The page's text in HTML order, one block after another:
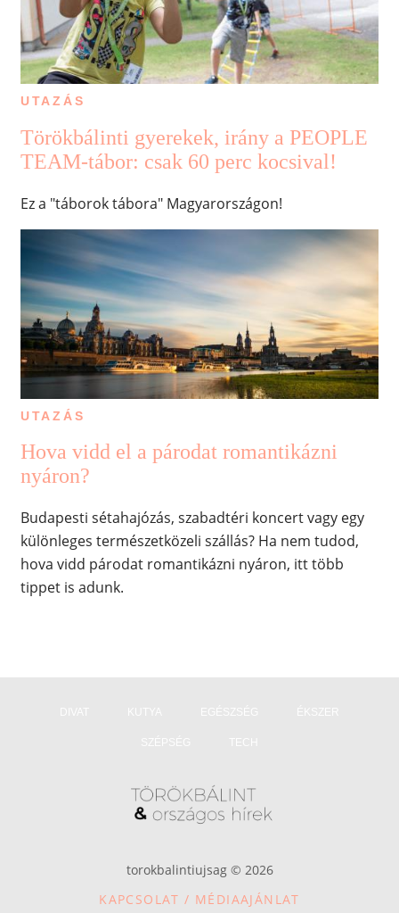
UTAZÁS
Törökbálinti gyerekek, irány a PEOPLE
TEAM-tábor: csak 60 perc kocsival!
Ez a "táborok tábora" Magyarországon!
UTAZÁS
Hova vidd el a párodat romantikázni
nyáron?
Budapesti sétahajózás, szabadtéri koncert vagy egy
különleges természetközeli szállás? Ha nem tudod,
hova vidd párodat romantikázni nyáron, itt több
tippet is adunk.
torokbalintiujsag © 2026
KAPCSOLAT / MÉDIAAJÁNLAT